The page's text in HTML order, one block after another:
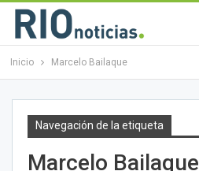
Inicio Marcelo Bailaque
Navegación de la etiqueta
Marcelo Bailaque